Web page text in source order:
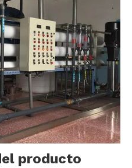
producto